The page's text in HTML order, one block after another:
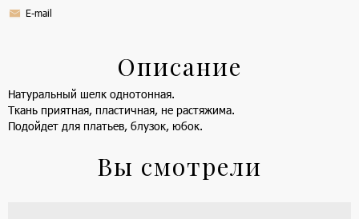
E-mail
Описание
Натуральный шелк однотонная.
Ткань приятная, пластичная, не растяжима.
Подойдет для платьев, блузок, юбок.
Вы смотрели